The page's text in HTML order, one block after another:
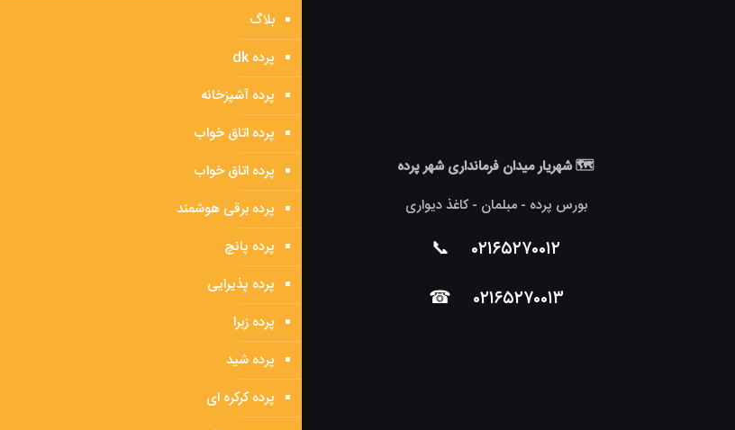
🗺 شهریار میدان فرمانداری شهر پرده
بورس پرده - مبلمان - کاغذ دیواری
۰۲۱۶۵۲۷۰۰۱۲ 📞
۰۲۱۶۵۲۷۰۰۱۳ ☎
بلاگ
پرده dk
پرده آشپزخانه
پرده اتاق خواب
پرده اتاق خواب
پرده برقی هوشمند
پرده پانچ
پرده پذیرایی
پرده زبرا
پرده شید
پرده کرکره ای